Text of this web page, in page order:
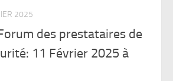
2025
des prestataires de
11 Février 2025 à